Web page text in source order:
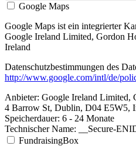
Google Maps
Google Maps ist ein integrierter
Google Ireland Limited, Gordon
Ireland
Datenschutzbestimmungen des
http://www.google.com/intl/de/
Anbieter: Google Ireland Limited,
4 Barrow St, Dublin, D04 E5W5,
Speicherdauer: 6 - 24 Monate
Technischer Name: __Secure-
FundraisingBox